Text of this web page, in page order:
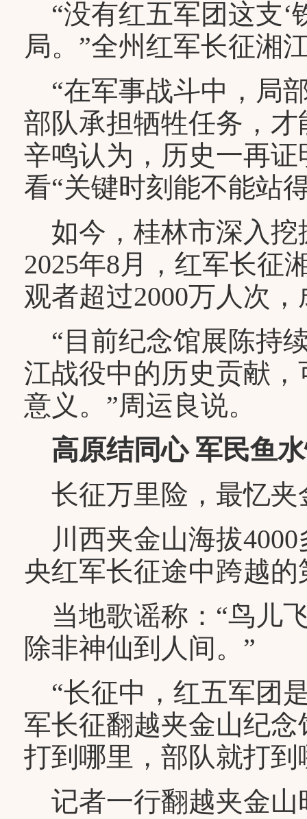
“没有红五军团这支‘
局。”全州红军长征湘
“在军事战斗中，局
部队承担牺牲任务，
辛鸣认为，历史一再
看“关键时刻能不能站
如今，桂林市深入挖
2025年8月，红军长征
观者超过2000万人次
“目前纪念馆展陈持
江战役中的历史贡献
意义。”周运良说。
高原结同心 军民鱼
长征万里险，最忆夹
川西夹金山海拔4000
央红军长征途中跨越
当地歌谣称：“鸟儿
除非神仙到人间。”
“长征中，红五军团
军长征翻越夹金山纪
打到哪里，部队就打
记者一行翻越夹金山